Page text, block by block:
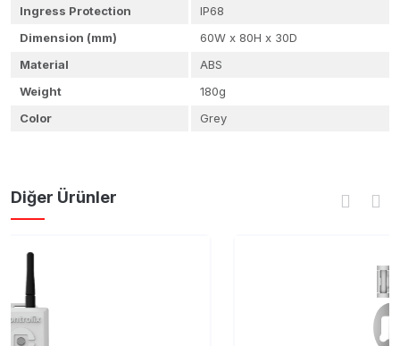
Ingress Protection
IP68
Dimension (mm)
60W x 80H x 30D
Material
ABS
Weight
180g
Color
Grey
Diğer Ürünler